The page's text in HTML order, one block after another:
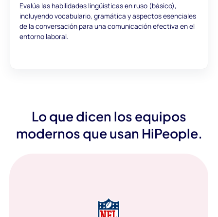
Evalúa las habilidades lingüísticas en ruso (básico),
incluyendo vocabulario, gramática y aspectos esenciales
de la conversación para una comunicación efectiva en el
entorno laboral.
Lo que dicen los equipos
modernos que usan HiPeople.